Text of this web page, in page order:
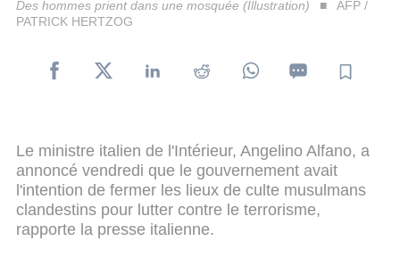
Des hommes prient dans une mosquée (Illustration)
AFP /
PATRICK HERTZOG
Le ministre italien de l'Intérieur, Angelino Alfano, a
annoncé vendredi que le gouvernement avait
l'intention de fermer les lieux de culte musulmans
clandestins pour lutter contre le terrorisme,
rapporte la presse italienne.